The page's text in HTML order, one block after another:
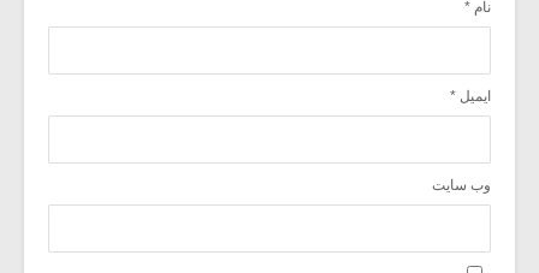
نام *
ایمیل *
وب‌ سایت